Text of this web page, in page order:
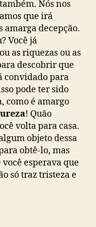
Nósnos
que irá
amarga decepção.
? Você já
as riquezas ou as
descobrir que
convidado para
pode tersido
como é amargo
! Quão
volta para casa.
objeto dessa
obtê-lo, mas
você esperava que
só traz tristeza e